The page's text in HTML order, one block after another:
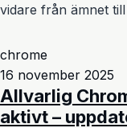
vidare från ämnet
chrome
16 november 2025
Allvarlig
aktivt –